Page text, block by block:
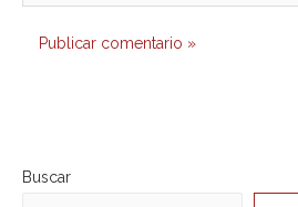
Buscar